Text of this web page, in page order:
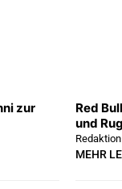
zur
Red
und
Redaktion
MEHR